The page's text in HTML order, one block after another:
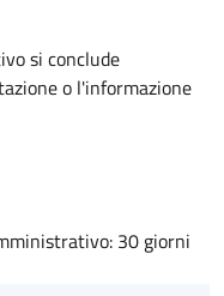
si conclude
o l'informazione
30 giorni